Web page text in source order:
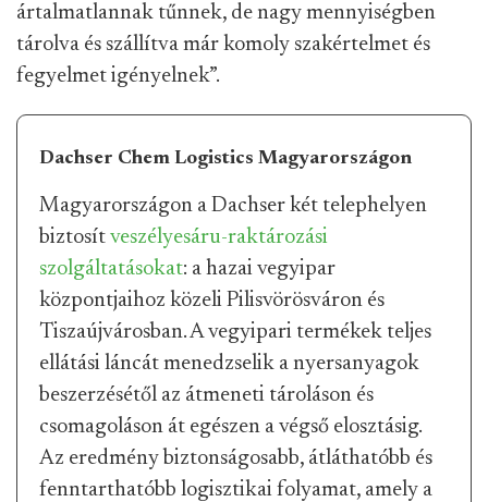
ártalmatlannak tűnnek, de nagy mennyiségben
tárolva és szállítva már komoly szakértelmet és
fegyelmet igényelnek”.
Dachser Chem Logistics Magyarországon
Magyarországon a Dachser két telephelyen
biztosít veszélyesáru-raktározási
szolgáltatásokat: a hazai vegyipar
központjaihoz közeli Pilisvörösváron és
Tiszaújvárosban. A vegyipari termékek teljes
ellátási láncát menedzselik a nyersanyagok
beszerzésétől az átmeneti tároláson és
csomagoláson át egészen a végső elosztásig.
Az eredmény biztonságosabb, átláthatóbb és
fenntarthatóbb logisztikai folyamat, amely a